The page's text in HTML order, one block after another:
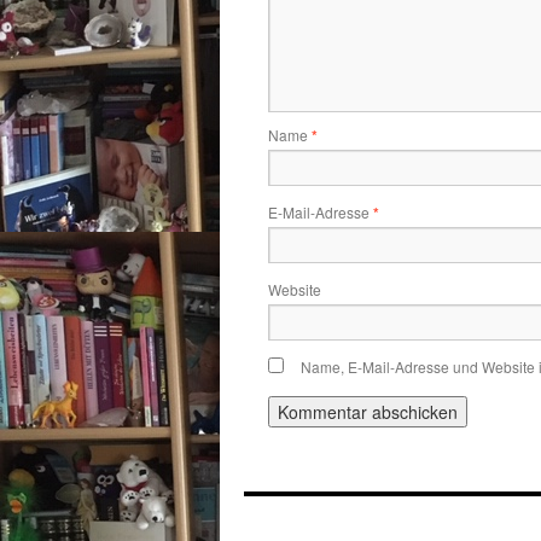
Name *
E-Mail-Adresse *
Website
Name, E-Mail-Adresse und